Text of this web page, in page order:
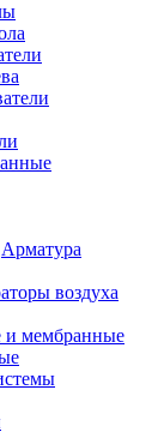
Арматура
воздуха
и мембранные